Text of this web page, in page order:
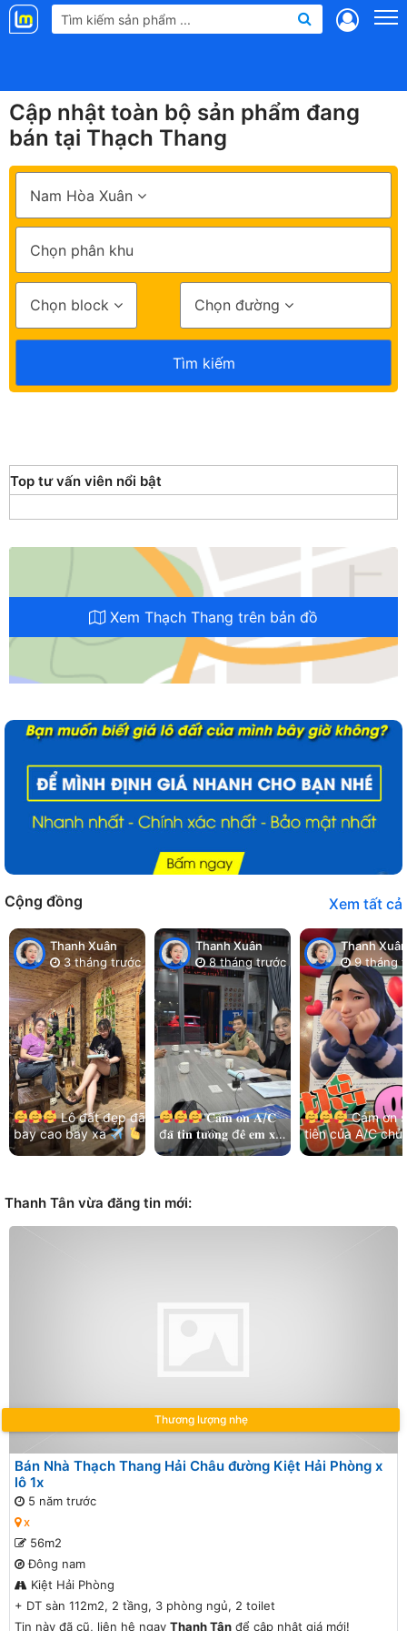
Landmap
Cập nhật toàn bộ sản phẩm đang
bán tại Thạch Thang
Nam Hòa Xuân
Chọn phân khu
Chọn block Chọn đường
Tìm kiếm
Top tư vấn viên nổi bật
Xem Thạch Thang trên bản đồ
Cộng đồng Xem tất cả
Thanh Xuân
3 tháng trước
Lô đất đẹp đã
bay cao bay xa
Cảm ơn chị chủ đất
Thanh Xuân
8 tháng trước
𝐂𝐚̉𝐦 𝐨̛𝐧 𝐀/𝐂
đ𝐚̃ 𝐭𝐢𝐧 𝐭𝐮̛𝐨̛̉𝐧𝐠 đ𝐞̂̉ 𝐞𝐦 𝐱𝐮̛̉
𝐥𝐲́ 𝐡𝐞̂́𝐭 𝐦𝐨̣𝐢 𝐯𝐢𝐞̣̂𝐜!
Thanh Xuân
9 tháng
Cảm ơn
tiên của A/C chủ
và kết nối nhẹ
Thanh Tân vừa đăng tin mới:
Thương lượng nhẹ
Bán Nhà Thạch Thang Hải Châu đường Kiệt Hải Phòng x
lô 1x
5 năm trước
x
56m2
Đông nam
Kiệt Hải Phòng
+ DT sàn 112m2, 2 tầng, 3 phòng ngủ, 2 toilet
Tin này đã cũ, liên hệ ngay Thanh Tân để cập nhật giá mới!